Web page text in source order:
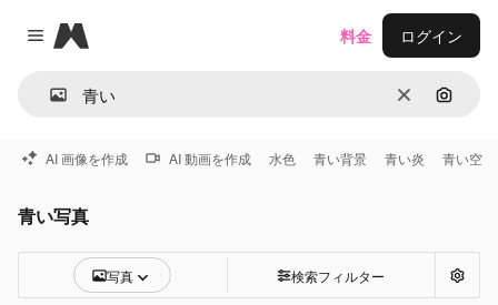
Close menu
Magnific
消去 画像で
料金 ログイン
AI 画像を作成 AI 動画を作成 水色 青い背景 青い炎 青い空
青い写真
写真 検索フィルター